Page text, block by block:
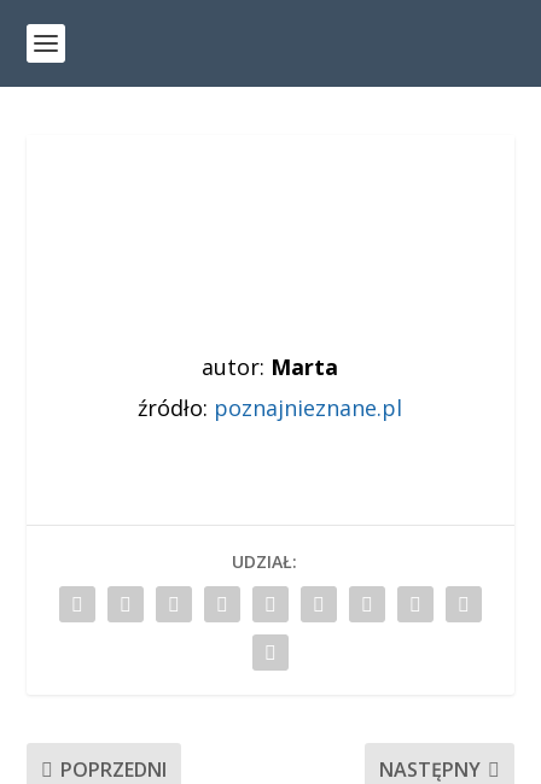
autor: Marta
źródło: poznajnieznane.pl
UDZIAŁ:
POPRZEDNI NASTĘPNY